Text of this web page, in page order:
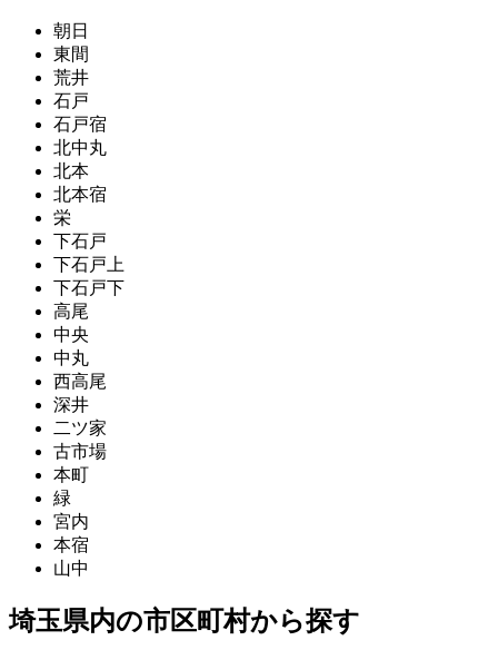
朝日
東間
荒井
石戸
石戸宿
北中丸
北本
北本宿
栄
下石戸
下石戸上
下石戸下
高尾
中央
中丸
西高尾
深井
二ツ家
古市場
本町
緑
宮内
本宿
山中
埼玉県内の市区町村から探す